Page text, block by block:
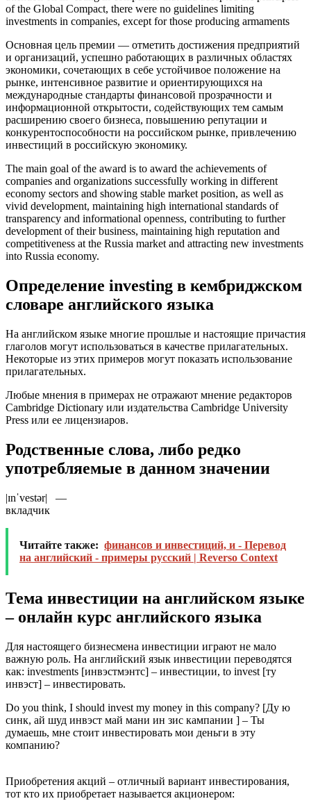
of the Global Compact, there were no guidelines limiting
investments in companies, except for those producing armaments
Основная цель премии — отметить достижения предприятий
и организаций, успешно работающих в различных областях
экономики, сочетающих в себе устойчивое положение на
рынке, интенсивное развитие и ориентирующихся на
международные стандарты финансовой прозрачности и
информационной открытости, содействующих тем самым
расширению своего бизнеса, повышению репутации и
конкурентоспособности на российском рынке, привлечению
инвестиций в российскую экономику.
The main goal of the award is to award the achievements of
companies and organizations successfully working in different
economy sectors and showing stable market position, as well as
vivid development, maintaining high international standards of
transparency and informational openness, contributing to further
development of their business, maintaining high reputation and
competitiveness at the Russia market and attracting new investments
into Russia economy.
Определение investing в кембриджском
словаре английского языка
На английском языке многие прошлые и настоящие причастия
глаголов могут использоваться в качестве прилагательных.
Некоторые из этих примеров могут показать использование
прилагательных.
Любые мнения в примерах не отражают мнение редакторов
Cambridge Dictionary или издательства Cambridge University
Press или ее лицензиаров.
Родственные слова, либо редко
употребляемые в данном значении
|ɪnˈvestər| —
вкладчик
Читайте также: финансов и инвестиций, и - Перевод
на английский - примеры русский | Reverso Context
Тема инвестиции на английском языке
– онлайн курс английского языка
Для настоящего бизнесмена инвестиции играют не мало
важную роль. На английский язык инвестиции переводятся
как: investments [инвэстмэнтс] – инвестиции, to invest [ту
инвэст] – инвестировать.
Do you think, I should invest my money in this company? [Ду ю
синк, ай шуд инвэст май мани ин зис кампании ] – Ты
думаешь, мне стоит инвестировать мои деньги в эту
компанию?
Приобретения акций – отличный вариант инвестирования,
тот кто их приобретает называется акционером: